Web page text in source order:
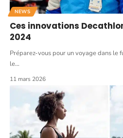
NEWS
Ces innovations
2024
Préparez-vous pour un voyage dans le
le…
11 mars 2026